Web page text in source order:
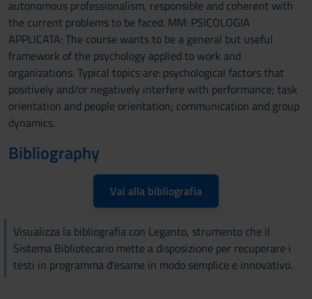
autonomous professionalism, responsible and coherent with
the current problems to be faced. MM: PSICOLOGIA
APPLICATA: The course wants to be a general but useful
framework of the psychology applied to work and
organizations. Typical topics are: psychological factors that
positively and/or negatively interfere with performance; task
orientation and people orientation; communication and group
dynamics.
Bibliography
Vai alla bibliografia
Visualizza la bibliografia con Leganto, strumento che il
Sistema Bibliotecario mette a disposizione per recuperare i
testi in programma d'esame in modo semplice e innovativo.